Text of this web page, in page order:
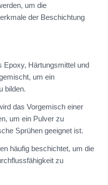
um die
der Beschichtung
Epoxy, Härtungsmittel und
um ein
bilden.
das Vorgemisch einer
um ein Pulver zu
Sprühen geeignet ist.
häufig beschichtet, um die
zu